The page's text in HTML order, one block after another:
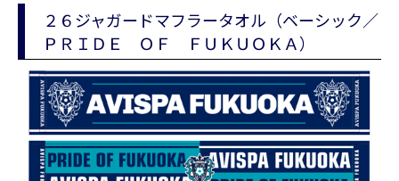
２６ジャガードマフラータオル（ベーシック／
ＰＲＩＤＥ ＯＦ ＦＵＫＵＯＫＡ）